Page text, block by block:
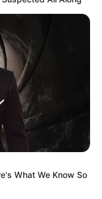
What We Know So